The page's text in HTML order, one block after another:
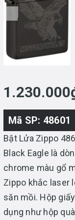
Mã SP: 48601
Bật Lửa Zippo
Black Eagle là
chrome màu gổ
Zippo khắc laser
săn mồi. Hộp
dụng như hộp